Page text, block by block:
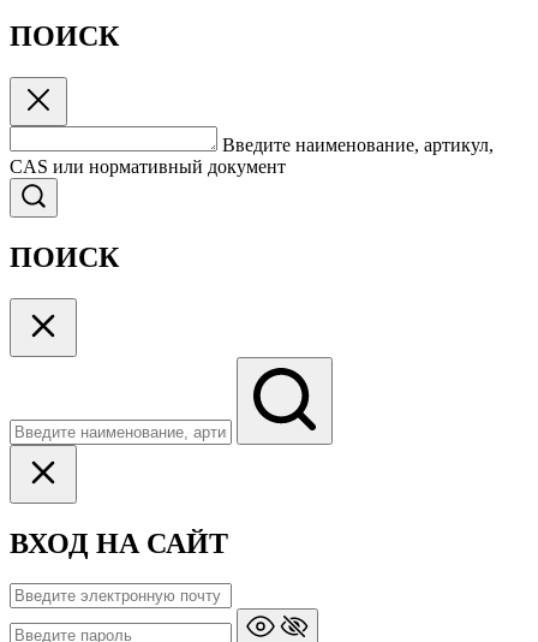
ПОИСК
Введите наименование, артикул,
CAS или нормативный документ
ПОИСК
ВХОД НА САЙТ